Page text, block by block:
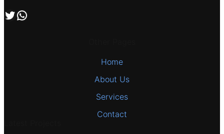
تابعنا علي صفحة التويتر اتصل بنا علي طريق الوتساب
Home
About Us
Services
Contact